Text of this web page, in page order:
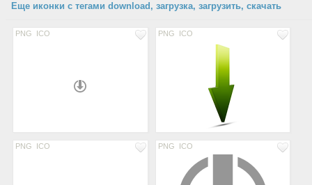
Еще иконки с тегами download, загрузка, загрузить, скачать
PNG ICO PNG ICO
PNG ICO PNG ICO